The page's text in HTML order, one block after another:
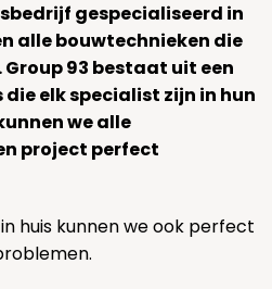
gespecialiseerd in
alle bouwtechnieken die
93 bestaat uit een
elk specialist zijn in hun
we alle
project perfect
huis kunnen we ook perfect